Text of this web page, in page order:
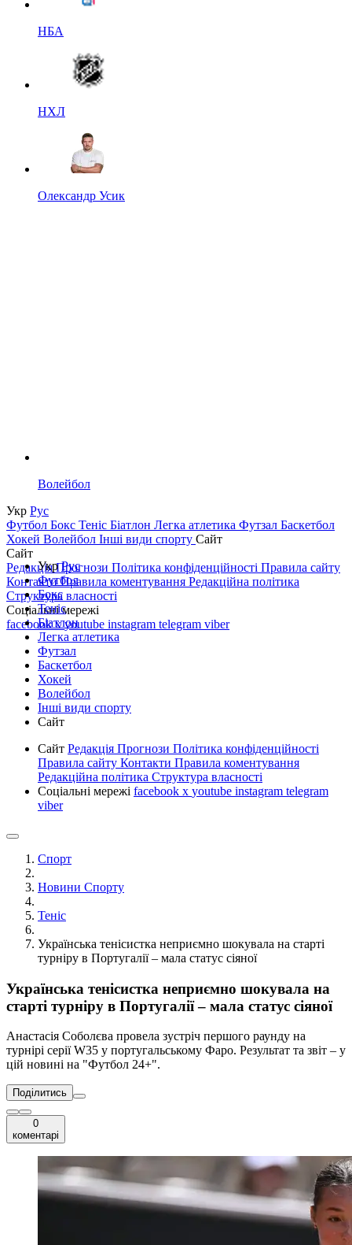
НБА
НХЛ
Олександр Усик
Волейбол
Укр Рус
Футбол Бокс Теніс Біатлон Легка атлетика Футзал Баскетбол
Хокей Волейбол Інші види спорту Сайт
Сайт
РедакціяПрогнози Політика конфіденційності Правила сайту
КонтактиПравила коментування Редакційна політика
Структура власності
Соціальні мережі
facebookxyoutube instagram telegram viber
УкрРус
Футбол
Бокс
Теніс
Біатлон
Легка атлетика
Футзал
Баскетбол
Хокей
Волейбол
Інші види спорту
Сайт
Сайт Редакція Прогнози Політика конфіденційності
Правила сайту Контакти Правила коментування
Редакційна політика Структура власності
Соціальні мережі facebook x youtube instagram telegram
viber
Спорт
Новини Спорту
Теніс
Українська тенісистка неприємно шокувала на старті
турніру в Португалії – мала статус сіяної
Українська тенісистка неприємно шокувала на
старті турніру в Португалії – мала статус сіяної
Анастасія Соболєва провела зустріч першого раунду на
турнірі серії W35 у португальському Фаро. Результат та звіт – у
цій новині на "Футбол 24+".
Поділитись
0
коментарі